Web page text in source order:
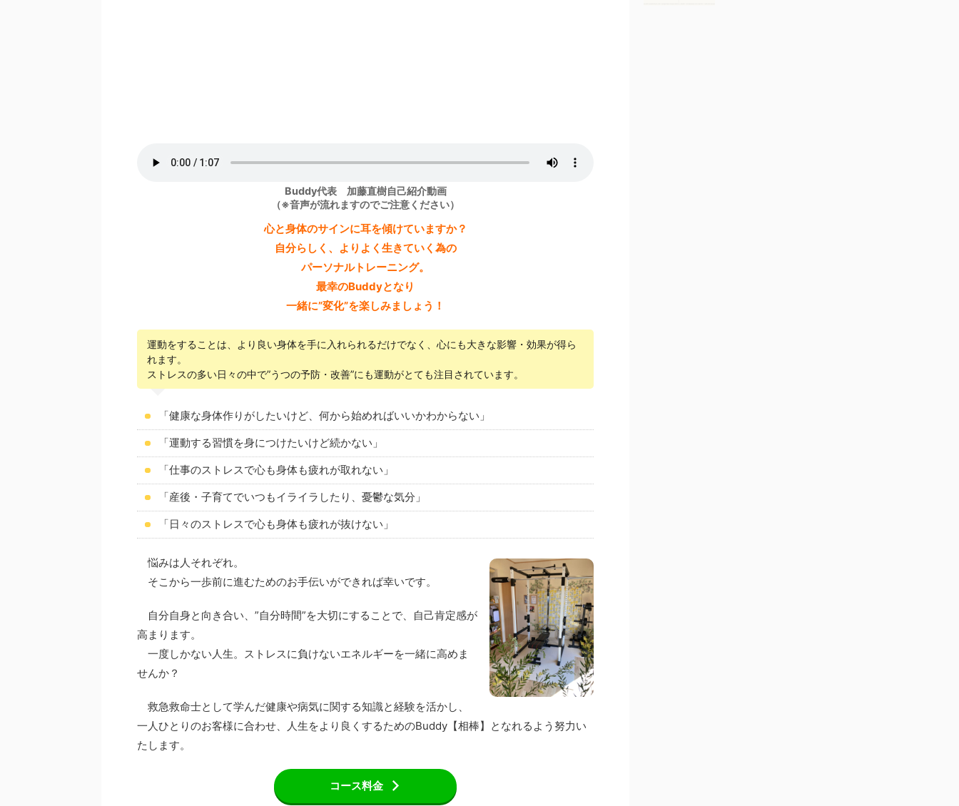
Buddy代表 加藤直樹自己紹介動画
（※音声が流れますのでご注意ください）
心と身体のサインに耳を傾けていますか？
自分らしく、よりよく生きていく為の
パーソナルトレーニング。
最幸のBuddyとなり
一緒に”変化”を楽しみましょう！
運動をすることは、より良い身体を手に入れられるだけでなく、心にも大きな影響・効果が得ら
れます。
ストレスの多い日々の中で”うつの予防・改善”にも運動がとても注目されています。
「健康な身体作りがしたいけど、何から始めればいいかわからない」
「運動する習慣を身につけたいけど続かない」
「仕事のストレスで心も身体も疲れが取れない」
「産後・子育てでいつもイライラしたり、憂鬱な気分」
「日々のストレスで心も身体も疲れが抜けない」
悩みは人それぞれ。
そこから一歩前に進むためのお手伝いができれば幸いです。
自分自身と向き合い、”自分時間”を大切にすることで、自己肯定感が
高まります。
一度しかない人生。ストレスに負けないエネルギーを一緒に高めま
せんか？
救急救命士として学んだ健康や病気に関する知識と経験を活かし、
一人ひとりのお客様に合わせ、人生をより良くするためのBuddy【相棒】となれるよう努力い
たします。
コース料金